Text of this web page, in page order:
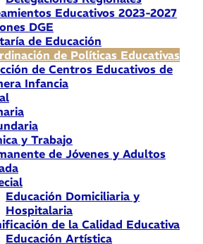
Educativos 2023-2027
DGE
de Educación
de Políticas Educativas
de Centros Educativos de
Infancia
y Trabajo
de Jóvenes y Adultos
Educación Domiciliaria y
Hospitalaria
de la Calidad Educativa
Educación Artística